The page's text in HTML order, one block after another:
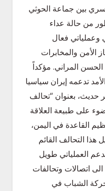
بين جماعة الحوثي
من حالة عداء
وعملياتي فعال
والمخابرات
الحسن المراني. مؤكداً
تدعمه إيران سياسيا
حديث، بعنوان “تحالف
على طبيعة العلاقة
القاعدة في اليمن،
هذا التحالف القائم
العملياتي طويل
اتصالات وتحالفات
الشباب في